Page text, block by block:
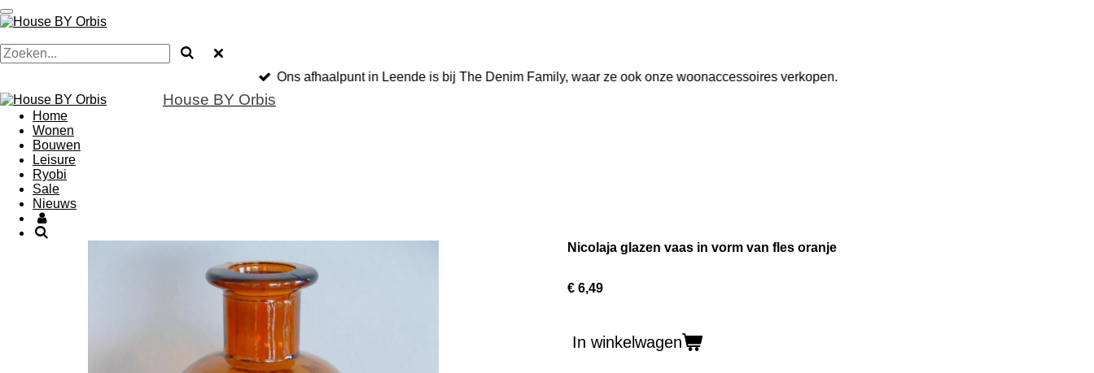
Ga
direct
naar
de
Ons afhaalpunt in Leende is bij The Denim Family, waar ze ook onze woonaccessoires verkopen.
House BY Orbis
Home
Wonen
Bouwen
Leisure
Ryobi
Sale
Nieuws
Nicolaja glazen vaas in vorm van fles oranje
€ 6,49
In winkelwagen